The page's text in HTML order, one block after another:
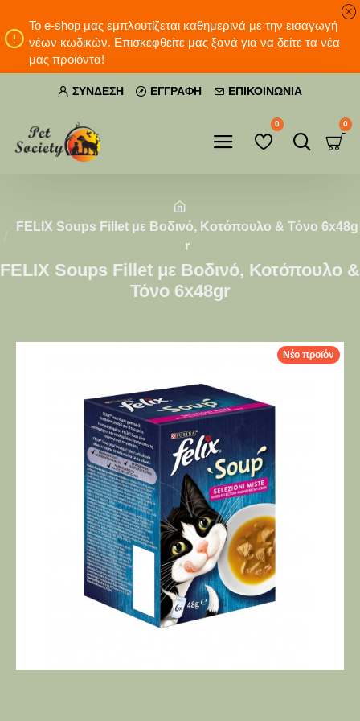
Το e-shop μας εμπλουτίζεται καθημερινά με την εισαγωγή
νέων κωδικών. Επισκεφθείτε μας ξανά για να δείτε τα νέα
μας προϊόντα!
ΣΎΝΔΕΣΗ ΕΓΓΡΑΦΉ ΕΠΙΚΟΙΝΩΝΊΑ
0 0
FELIX Soups Fillet με Βοδινό, Κοτόπουλο & Τόνο 6x48g
r
FELIX Soups Fillet με Βοδινό, Κοτόπουλο &
Τόνο 6x48gr
Νέο προϊόν